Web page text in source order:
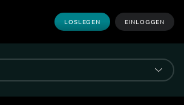
LOSLEGEN EINLOGGEN